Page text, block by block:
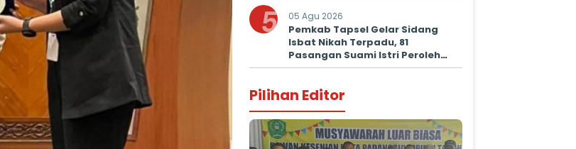
5 05 Agu 2026
Pemkab Tapsel Gelar Sidang
Isbat Nikah Terpadu, 81
Pasangan Suami Istri Peroleh
Kepastian Hukum
Pilihan Editor